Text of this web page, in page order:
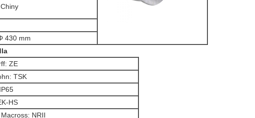
430 mm
ZE
TSK
HS
NRII